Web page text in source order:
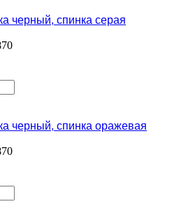
черный, спинка серая
черный, спинка оражевая